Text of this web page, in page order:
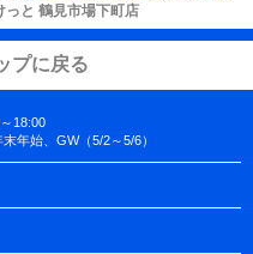
っと 鶴見市場下町店
プに戻る
～18:00
年始、GW（5/2～5/6）